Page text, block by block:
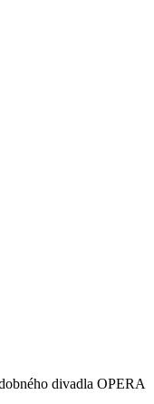
divadla OPERA